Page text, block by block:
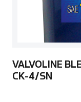
VALVOLINE
CK-4/SN